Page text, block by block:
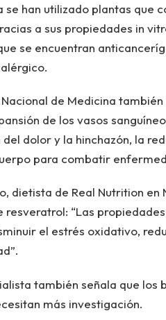
se han utilizado plantas que
a sus propiedades in
se encuentran
de Medicina
de los vasos
dolor y la hinchazón, la
para combatir
dietista de Real Nutrition en
resveratrol: “Las
el estrés oxidativo,
también señala que los
más investigación.